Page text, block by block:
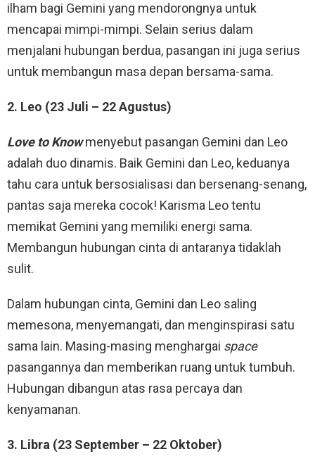
ilham bagi Gemini yang mendorongnya untuk
mencapai mimpi-mimpi. Selain serius dalam
menjalani hubungan berdua, pasangan ini juga serius
untuk membangun masa depan bersama-sama.
2. Leo (23 Juli – 22 Agustus)
Love to Know menyebut pasangan Gemini dan Leo
adalah duo dinamis. Baik Gemini dan Leo, keduanya
tahu cara untuk bersosialisasi dan bersenang-senang,
pantas saja mereka cocok! Karisma Leo tentu
memikat Gemini yang memiliki energi sama.
Membangun hubungan cinta di antaranya tidaklah
sulit.
Dalam hubungan cinta, Gemini dan Leo saling
memesona, menyemangati, dan menginspirasi satu
sama lain. Masing-masing menghargai space
pasangannya dan memberikan ruang untuk tumbuh.
Hubungan dibangun atas rasa percaya dan
kenyamanan.
3. Libra (23 September – 22 Oktober)